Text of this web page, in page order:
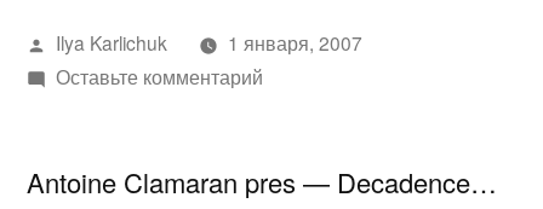
Написано
автором
Ilya Karlichuk
1 января, 2007
Оставьте комментарийк
pres
Antoine Clamaran pres — Decadence…